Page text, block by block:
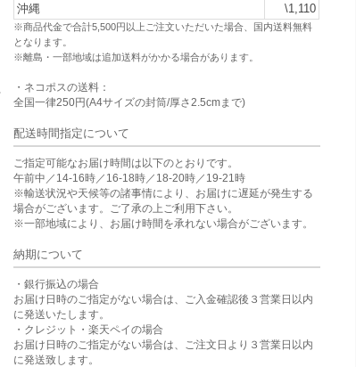
沖縄 \1,110
※商品代金で合計5,500円以上ご注文いただいた場合、国内送料無料
となります。
※離島・一部地域は追加送料がかかる場合があります。
・ネコポスの送料：
全国一律250円(A4サイズの封筒/厚さ2.5cmまで)
配送時間指定について
ご指定可能なお届け時間は以下のとおりです。
午前中／14-16時／16-18時／18-20時／19-21時
※輸送状況や天候等の諸事情により、お届けに遅延が発生する
場合がございます。ご了承の上ご利用下さい。
※一部地域により、お届け時間を承れない場合がございます。
納期について
・銀行振込の場合
お届け日時のご指定がない場合は、ご入金確認後３営業日以内
に発送いたします。
・クレジット・楽天ペイの場合
お届け日時のご指定がない場合は、ご注文日より３営業日以内
に発送致します。